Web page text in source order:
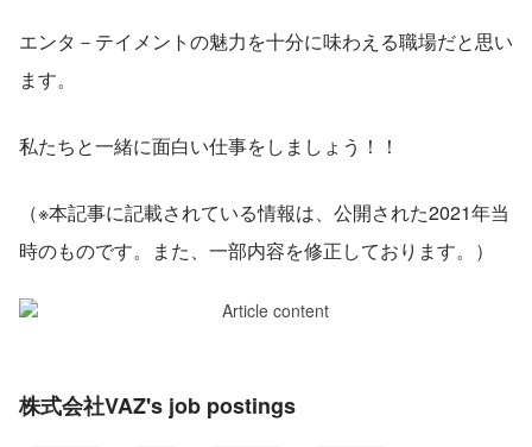
エンタ－テイメントの魅力を十分に味わえる職場だと思い
ます。
私たちと一緒に面白い仕事をしましょう！！
（※本記事に記載されている情報は、公開された2021年当
時のものです。また、一部内容を修正しております。）
株式会社VAZ's job postings